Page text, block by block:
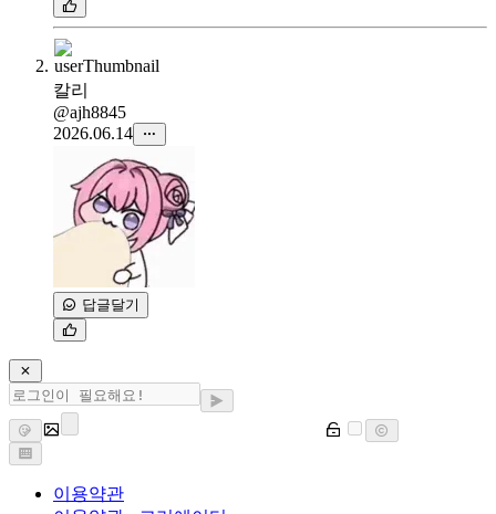
칼리
@ajh8845
2026.06.14
답글달기
이용약관